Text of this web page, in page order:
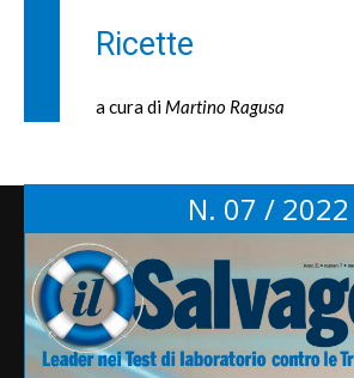
Ricette
a cura di Martino Ragusa
N. 07 / 2022
Tag
Agcom Aifa alimentazione
ambiente antitrust bambini